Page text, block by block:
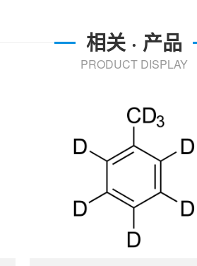
相关 · 产品
PRODUCT DISPLAY